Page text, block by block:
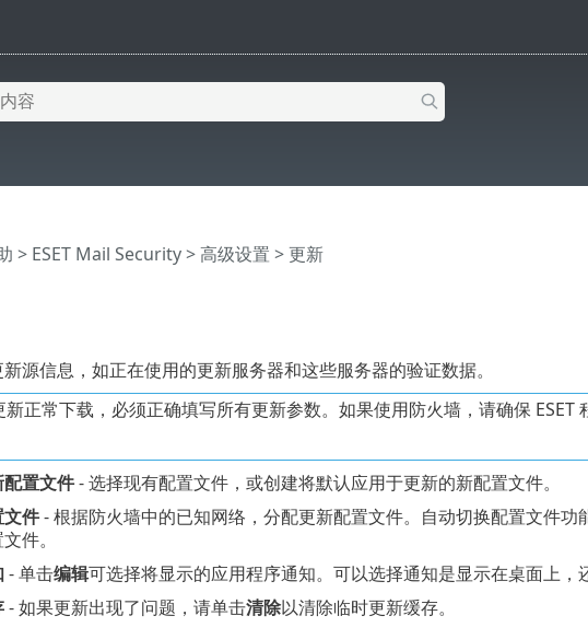
> ESET Mail Security>高级设置 > 更新
源信息，如正在使用的更新服务器和这些服务器的验证数据。
新正常下载，必须正确填写所有更新参数。如果使用防火墙，请确保
置文件- 选择现有配置文件，或创建将默认应用于更新的新配置文件。
件- 根据防火墙中的已知网络，分配更新配置文件。自动切换配置文件功
件。
- 单击编辑可选择将显示的应用程序通知。可以选择通知是显示在桌面上，
- 如果更新出现了问题，请单击清除以清除临时更新缓存。